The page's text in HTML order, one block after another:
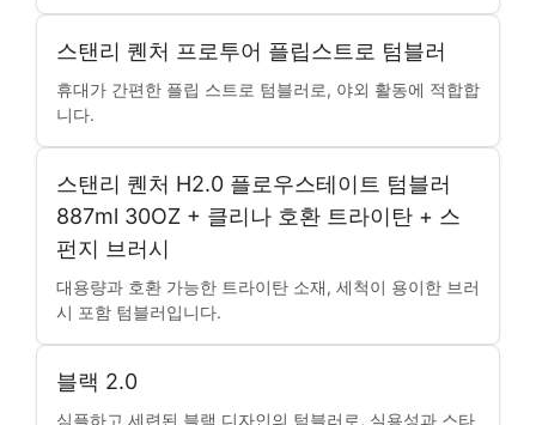
스탠리 퀜처 프로투어 플립스트로 텀블러
휴대가 간편한 플립 스트로 텀블러로, 야외 활동에 적합합
니다.
스탠리 퀜처 H2.0 플로우스테이트 텀블러
887ml 30OZ + 클리나 호환 트라이탄 + 스
펀지 브러시
대용량과 호환 가능한 트라이탄 소재, 세척이 용이한 브러
시 포함 텀블러입니다.
블랙 2.0
심플하고 세련된 블랙 디자인의 텀블러로, 실용성과 스타